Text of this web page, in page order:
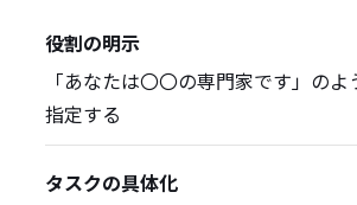
役割の明示
「あなたは〇〇の専門家です」の
指定する
タスクの具体化